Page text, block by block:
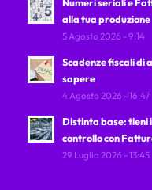
alla tua produzione
5 Agosto 2026 - 9:14
Scadenze fiscali di
sapere
4 Agosto 2026 - 16:47
Distinta base: tieni
controllo con
29 Luglio 2026 - 13:45